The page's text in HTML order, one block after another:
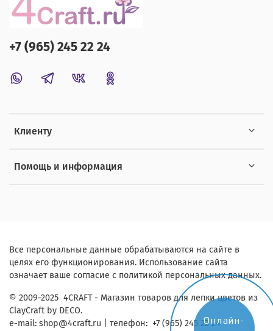
Клиенту
Помощь и информация
+7 (965) 245 22 24
Все персональные данные обрабатываются на сайте в
целях его функционирования. Использование сайта
означает ваше согласие с политикой персональных данных.
© 2009-2025 4CRAFT - Магазин товаров для лепки цветов из
ClayCraft by DECO.
e-mail: shop@4craft.ru | телефон: +7 (965) 245 22 24Онлайн-